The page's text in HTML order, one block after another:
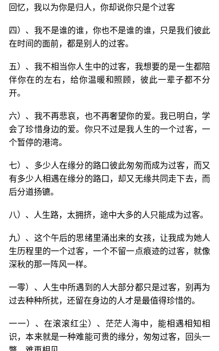
回忆，我以为你是归人，你却说你只是个过客
四）、我不是谁的谁，你也不是谁的谁，只是我们彼此
在时间的面前，都是别人的过客。
五）、我不相当你人生中的过客，我想要的是一生都陪
伴你在的左右，给你温暖和照顾，彼此一辈子都不分
开。
六）、我不再悲哀，也不再奢望你的爱。我已明白，学
会了珍惜身边的爱。你只不过是我人生的一个过客，一
个暂停的港湾。
七）、多少人在缘分的路口彼此匆匆而成为过客，而又
有多少人相遇在缘分的路口，却又无缘共同走下去，而
后分道扬镳。
八）、人生路，太拥挤，途中大多的人只能成为过客。
九）、这个午后的思绪里涌出来的女孩，让我成为她人
生历程里的一个过客，一个不留一点痕迹的过客，就像
深秋的那一阵风一样。
一零）、人生中所遇到的人大部分都只是过客，别再为
过去种种所扰，还留在身边的人才是最值得珍惜的。
一一）、在滚滚红尘）、茫茫人海中，能相遇相知相
识，本来就是一种难能可贵的缘分，匆匆过客，回头一